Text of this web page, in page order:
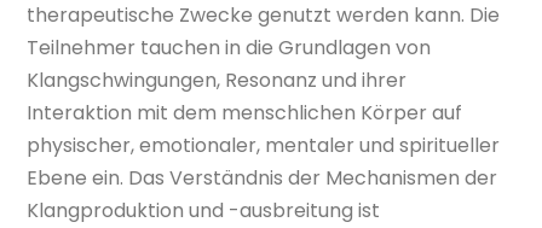
therapeutische Zwecke genutzt werden kann. Die
Teilnehmer tauchen in die Grundlagen von
Klangschwingungen, Resonanz und ihrer
Interaktion mit dem menschlichen Körper auf
physischer, emotionaler, mentaler und spiritueller
Ebene ein. Das Verständnis der Mechanismen der
Klangproduktion und -ausbreitung ist